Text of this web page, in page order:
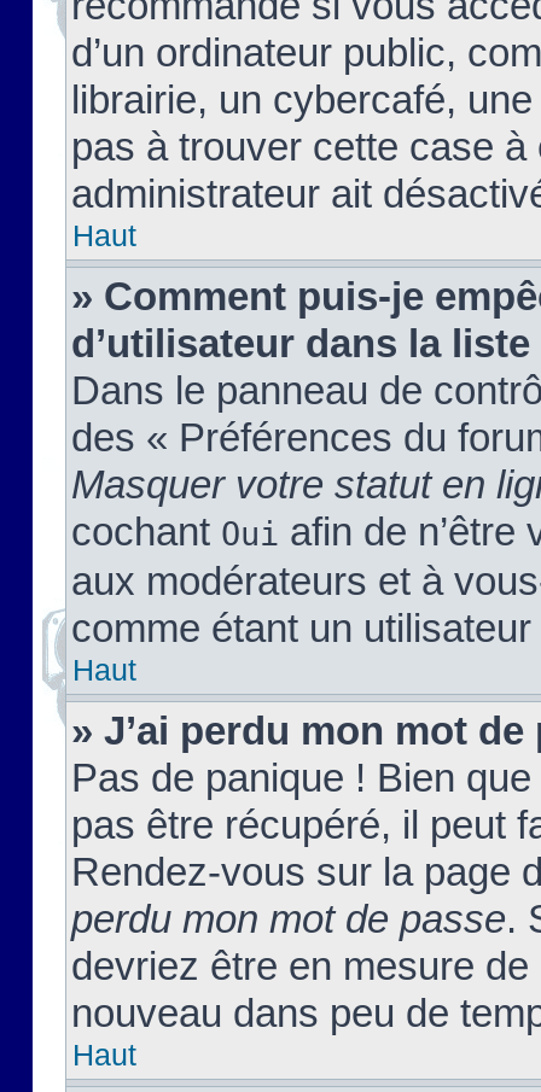
d’un ordinateur public,
librairie, un cybercafé,
pas à trouver cette case à
administrateur ait
Haut
» Comment puis-je
d’utilisateur dans la
Dans le panneau de
des « Préférences du
Masquer votre statut en
cochant Oui afin de n’être
aux modérateurs et à
comme étant un
Haut
» J’ai perdu mon mot de
Pas de panique ! Bien
pas être récupéré, il peut
Rendez-vous sur la page
perdu mon mot de passe.
devriez être en mesure
nouveau dans peu de
Haut